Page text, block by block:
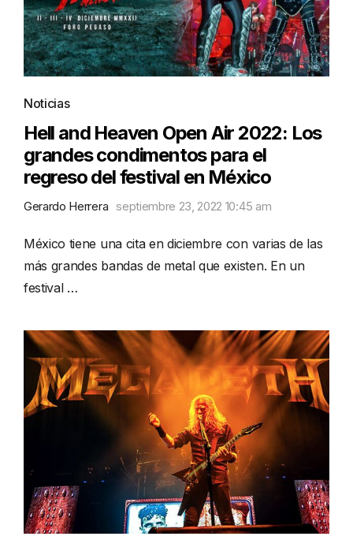
Noticias
Hell and Heaven Open Air 2022: Los
grandes condimentos para el
regreso del festival en México
Gerardo Herrera septiembre 23, 2022 10:45 am
México tiene una cita en diciembre con varias de las
más grandes bandas de metal que existen. En un
festival …